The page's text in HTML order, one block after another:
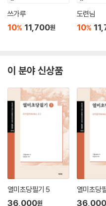
이것은 ‘수호’의 무리가 민가를
의와 굴복하지 않는 의기, 협객俠
가였다. 김성탄은 한발 더 나아가 ‘
를 원망하는 마음을 품고 있으니
까지 했다. 『탕구지蕩寇志』의
한 ‘반충의’ 설을 전개했다. 이렇듯
점은 도적질을 금지시켜야 하는 ‘
었다.
이후 1900년대 5·4운동부터
술 정립의 흐름이 형성되면서 『
쉰을 필두로 새롭게 이뤄지기 시
설이 대두된 것이다. 후스는 “송강
크게 세웠는데, 도리어 정부의 모
과 정부 간의 대립에 중점을 두면
쓰가루
10% 11,700원
도련님
10%
이 분야 신상품
열미초당필기 5
36,000원
열미초당
36,000